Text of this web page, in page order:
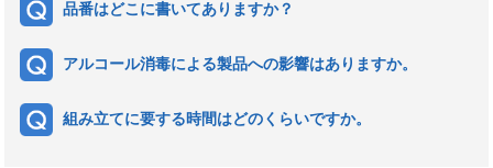
品番はどこに書いてありますか？
アルコール消毒による製品への影響はありますか。
組み立てに要する時間はどのくらいですか。